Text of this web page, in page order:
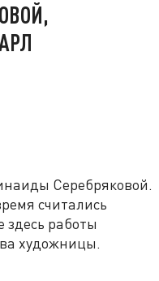
Серебряковой.
считались
работы
художницы.